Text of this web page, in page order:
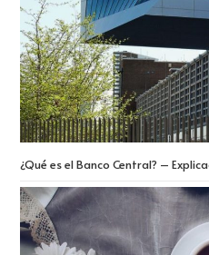
¿Qué es el Banco Central? –